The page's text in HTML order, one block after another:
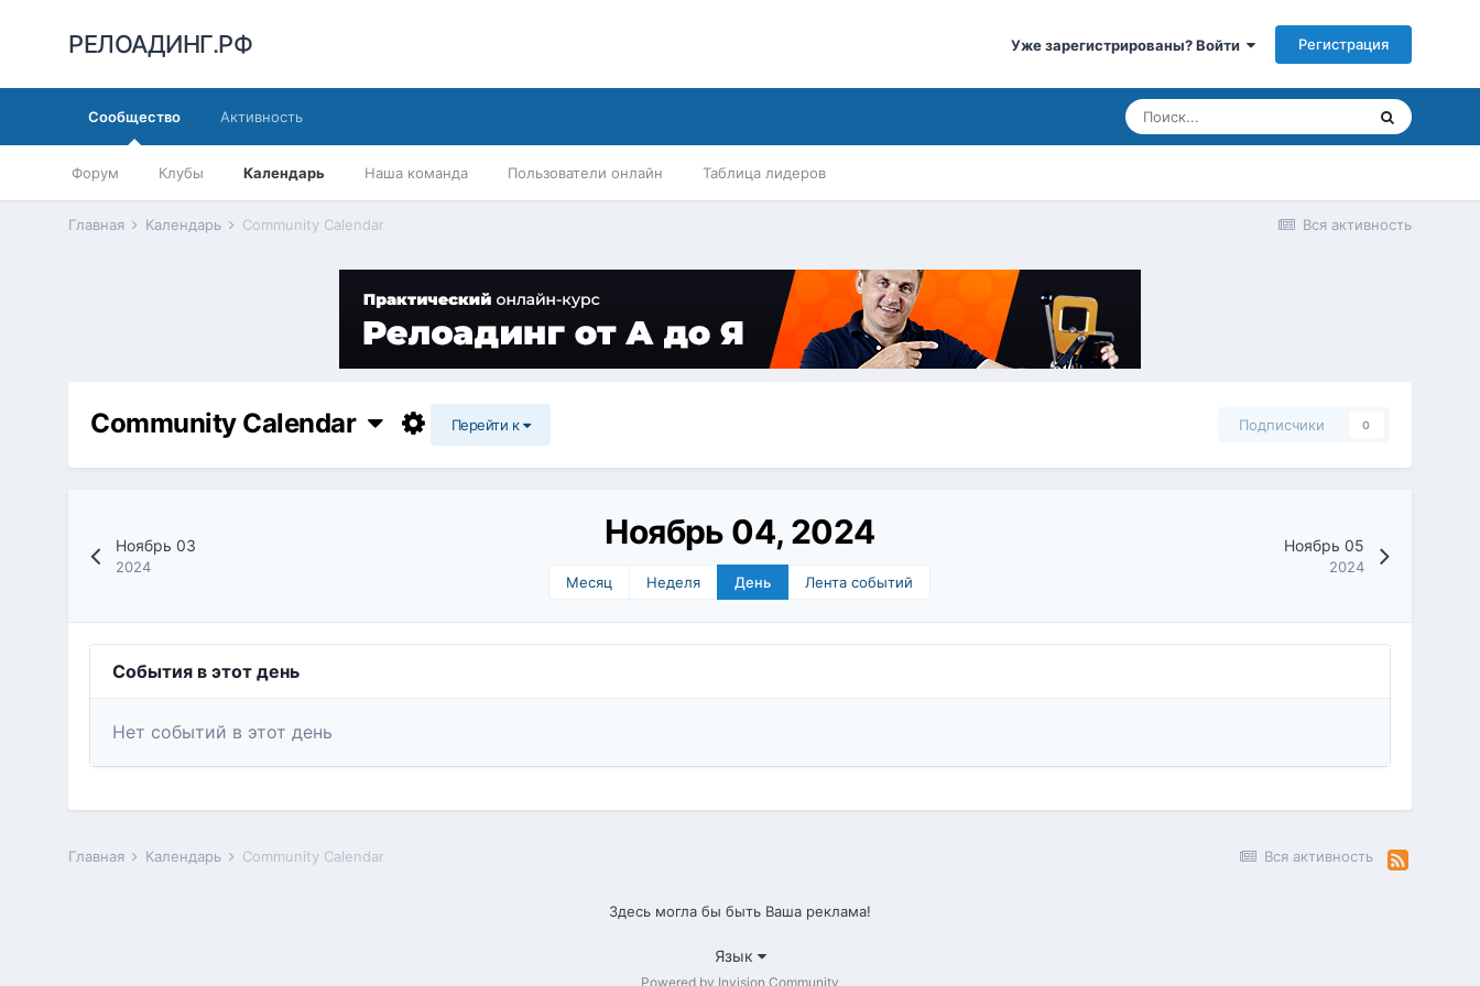
РЕЛОАДИНГ.РФ Уже зарегистрированы? Войти Регистрация
Сообщество
Форум Клубы Календарь Наша команда Пользователи онлайн Таблица лидеров
Активность
Вся активность
Главная Календарь Community Calendar
Community Calendar Перейти к Подписчики 0
Ноябрь 03
2024
Ноябрь 04, 2024
Месяц Неделя День Лента событий
Ноябрь 05
2024
События в этот день
Нет событий в этот день
Вся активность
Главная Календарь Community Calendar
Здесь могла бы быть Ваша реклама!
Язык
Powered by Invision Community